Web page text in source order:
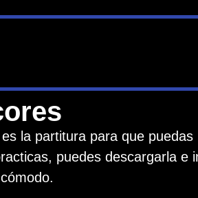
la partitura para que
puedes descargarla e